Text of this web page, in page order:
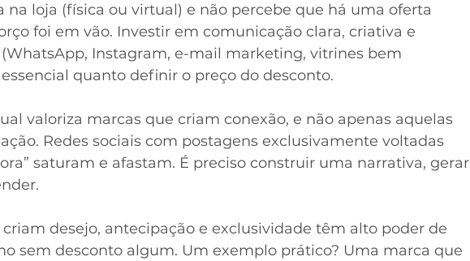
na loja (física ou virtual) e não percebe que há uma oferta
foi em vão. Investir em comunicação clara, criativa e
Instagram, e-mail marketing, vitrines bem
quanto definir o preço do desconto.
valoriza marcas que criam conexão, e não apenas aquelas
Redes sociais com postagens exclusivamente voltadas
saturam e afastam. É preciso construir uma narrativa, gerar
desejo, antecipação e exclusividade têm alto poder de
sem desconto algum. Um exemplo prático? Uma marca que